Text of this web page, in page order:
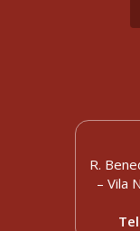
R.
– Vila